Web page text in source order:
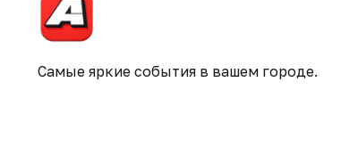
Самые яркие события в вашем городе.